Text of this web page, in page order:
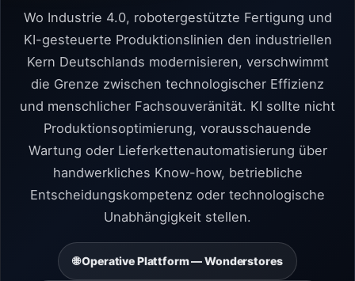
Wo Industrie 4.0, robotergestützte Fertigung und
KI-gesteuerte Produktionslinien den industriellen
Kern Deutschlands modernisieren, verschwimmt
die Grenze zwischen technologischer Effizienz
und menschlicher Fachsouveränität. KI sollte nicht
Produktionsoptimierung, vorausschauende
Wartung oder Lieferkettenautomatisierung über
handwerkliches Know-how, betriebliche
Entscheidungskompetenz oder technologische
Unabhängigkeit stellen.
🌐 Operative Plattform — Wonderstores